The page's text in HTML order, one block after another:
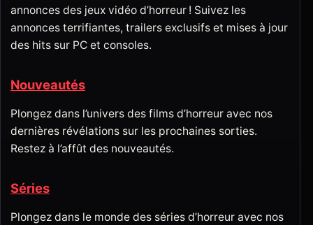
annonces des jeux vidéo d’horreur ! Suivez les
annonces terrifiantes, trailers exclusifs et mises à jour
des hits sur PC et consoles.
Nouveautés
Plongez dans l’univers des films d’horreur avec nos
dernières révélations sur les prochaines sorties.
Restez à l’affût des nouveautés.
Séries
Plongez dans le monde des séries d’horreur avec nos